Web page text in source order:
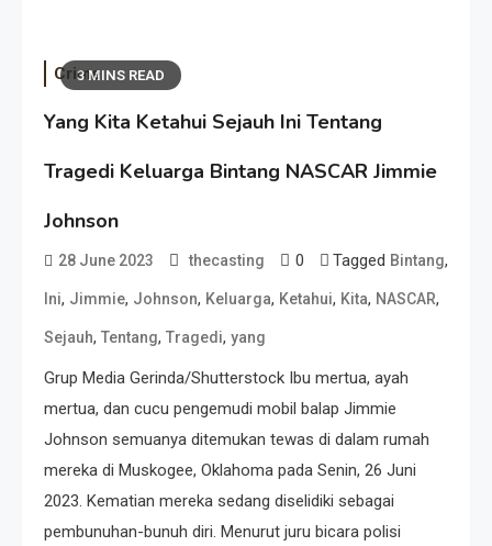
3 MINS READ
Crime
Yang Kita Ketahui Sejauh Ini Tentang
Tragedi Keluarga Bintang NASCAR Jimmie
Johnson
28 June 2023 thecasting 0 Tagged Bintang,
Ini, Jimmie, Johnson, Keluarga, Ketahui, Kita, NASCAR,
Sejauh, Tentang, Tragedi, yang
Grup Media Gerinda/Shutterstock Ibu mertua, ayah
mertua, dan cucu pengemudi mobil balap Jimmie
Johnson semuanya ditemukan tewas di dalam rumah
mereka di Muskogee, Oklahoma pada Senin, 26 Juni
2023. Kematian mereka sedang diselidiki sebagai
pembunuhan-bunuh diri. Menurut juru bicara polisi